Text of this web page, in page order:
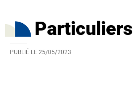
Particuliers
PUBLIÉ LE 25/05/2023